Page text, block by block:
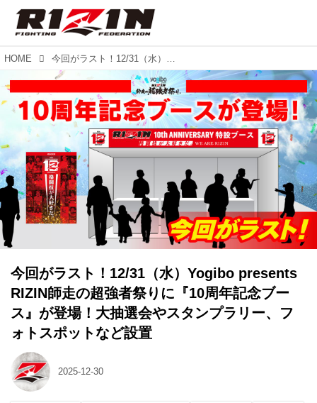
HOME 今回がラスト！12/31（水）Yogibo presents RIZIN師走の超強者祭りに『10周年記念ブース』が登場！大抽選会やスタンプラリー、フォトスポットなど設置
今回がラスト！12/31（水）Yogibo presents
RIZIN師走の超強者祭りに『10周年記念ブー
ス』が登場！大抽選会やスタンプラリー、フ
ォトスポットなど設置
2025-12-30